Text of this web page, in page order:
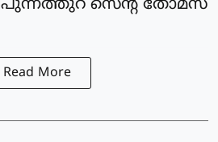
സെന്റ് തോമസ്
Read More